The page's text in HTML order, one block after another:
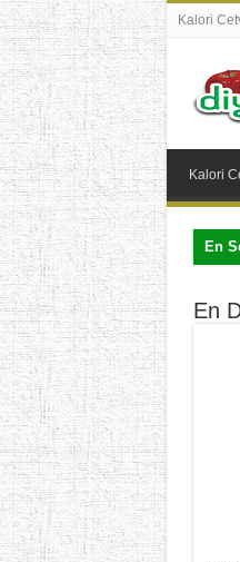
Kalori
Kalori
En
En